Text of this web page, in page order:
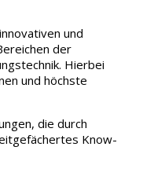
und
der
Hierbei
und höchste
die durch
Know-